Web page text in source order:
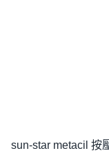
sun-star metacil 按